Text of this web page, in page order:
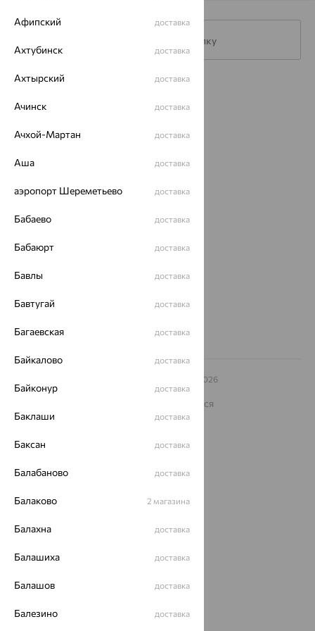
Подписаться на рассылку
Покупателям
О нас
Магазины и доставка г. Липецк
еще 3
Другие города
Заказать звонок
– 2026
Архив акций
Карта сайта
На информационном ресурсе применяются
рекомендательные технологии
Политика конфеденциальности
Разработка сайта —
Афипский доставка
Ахтубинск доставка
Ахтырский доставка
Ачинск доставка
Ачхой-Мартан доставка
Аша доставка
аэропорт Шереметьево доставка
Бабаево доставка
Бабаюрт доставка
Бавлы доставка
Бавтугай доставка
Багаевская доставка
Байкалово доставка
Байконур доставка
Баклаши доставка
Баксан доставка
Балабаново доставка
Балаково 2 магазина
Балахна доставка
Балашиха доставка
Балашов доставка
Балезино доставка